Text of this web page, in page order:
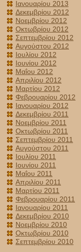
Ιανουαρίου 2013
Δεκεμβρίου 2012
Νοεμβρίου 2012
Οκτωβρίου 2012
Σεπτεμβρίου 2012
Αυγούστου 2012
Ιουλίου 2012
Ιουνίου 2012
Μαΐου 2012
Απριλίου 2012
Μαρτίου 2012
Φεβρουαρίου 2012
Ιανουαρίου 2012
Δεκεμβρίου 2011
Νοεμβρίου 2011
Οκτωβρίου 2011
Σεπτεμβρίου 2011
Αυγούστου 2011
Ιουλίου 2011
Ιουνίου 2011
Μαΐου 2011
Απριλίου 2011
Μαρτίου 2011
Φεβρουαρίου 2011
Ιανουαρίου 2011
Δεκεμβρίου 2010
Νοεμβρίου 2010
Οκτωβρίου 2010
Σεπτεμβρίου 2010